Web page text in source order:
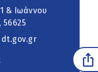
& Ιωάννου
56625